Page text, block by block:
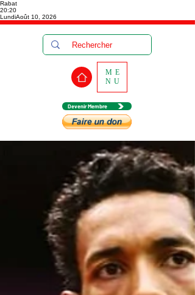
Rabat
20:20
LundiAoût 10, 2026
Devenir Membre
ME
NU